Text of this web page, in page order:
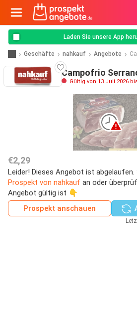
Laden Sie unsere App
Geschäfte nahkauf Angebote
Campofrio
Gültig von 13 Juli 2026
€2,29
Leider! Dieses Angebot ist abgelaufen.
Prospekt von nahkauf an oder
Angebot gültig ist 👇
Prospekt anschauen